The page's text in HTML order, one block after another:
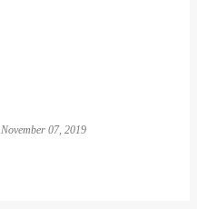
November 07, 2019